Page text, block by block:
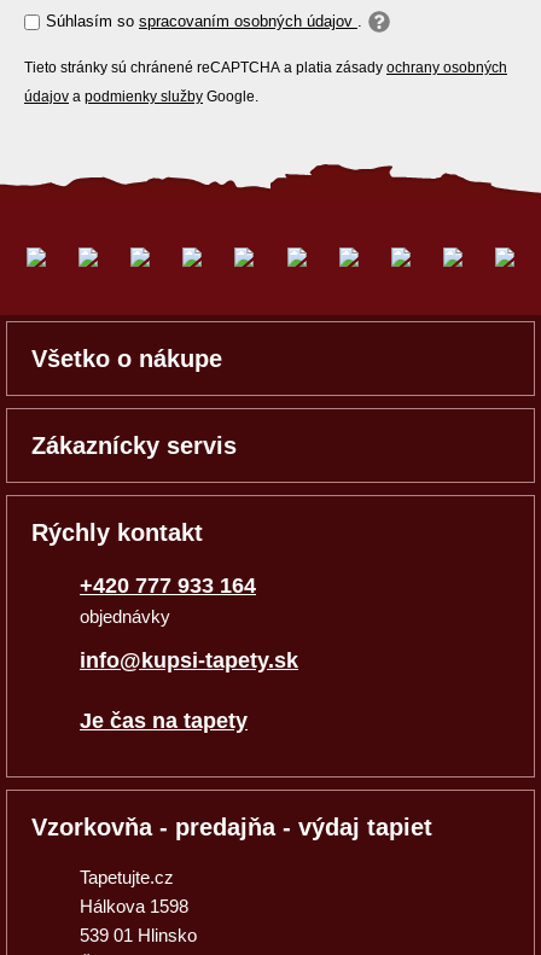
Súhlasím so spracovaním osobných údajov .
Tieto stránky sú chránené reCAPTCHA a platia zásady ochrany osobných
údajov a podmienky služby Google.
Všetko o nákupe
Zákaznícky servis
Rýchly kontakt
+420 777 933 164
objednávky
info@kupsi-tapety.sk
Je čas na tapety
Vzorkovňa - predajňa - výdaj tapiet
Tapetujte.cz
Hálkova 1598
539 01 Hlinsko